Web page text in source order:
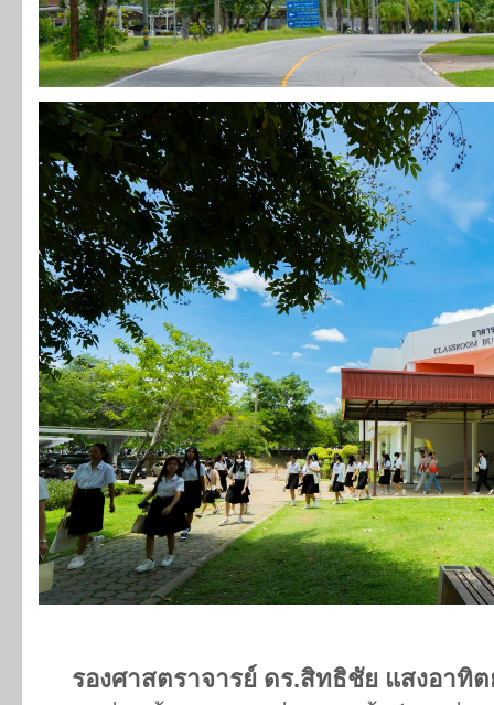
รองศาสตราจารย์ ดร.สิทธิชัย แสงอาทิ